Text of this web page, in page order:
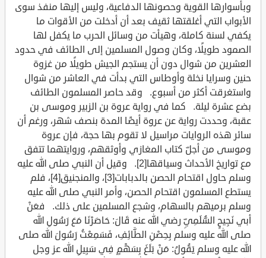
وبأسوارها القوية وحصونها الدفاعية، وليس إليها منفذ سوى
الأبواب التي أغلقتها ثقيف بعد أن أدخلت من الأقوات ما
يكفي لسنة كاملة، وهيأت من وسائل الحرب ما يكفل لها
الصمود طويلًا، وكان وصول المسلمين إلى الطائف في حدود
العشرين من شوال دون أن يستجم الجيش طويلًا من غزوة
حنين وسرايا نخلة وأوطاس التي بدأت في العاشر من شوال
واستغرقت أكثر من أسبوع. وقد حاصر المسلمون الطائف
بضع عشرة ليلة. كما في رواية عروة بن الزبير وموسى بن
عقبة، وحددت رواية عن عروة أيضًا المدة بنصف شهر، ورغم أن
سائر هذه الروايات مراسيل لا تقوم بها حجة، فإن عروة
وموسى من أجلّ كتاب المغازي وأوثقهم، وروايتهما تتفق
مع تواريخ الأحداث وسياقها[2]. وقيل أن النبي صلى الله عليه
وسلم حاول اقتحام الحصن بالدبابات[3]، والمنجنيق[4]، فلم
يستطع المسلمون اقتحام الحصن، وأمر النبي صلى الله عليه
وسلم برميهم بالسهام، وشجع المسلمين على ذلك. فعَنْ
أبي نَجِيحٍ السُّلَمِيِّ رضي الله عنه قَالَ: حَاصَرْنَا مَعَ رَسُولِ الله
صلى الله عليه وسلم بِحِصْنِ الطَّائِفِ، فَسَمِعْتُ رَسُولَ الله صلى
الله عليه وسلم يَقُولُ: مَنْ بَلَغَ بِسَهْمٍ فِي سَبِيلِ الله عز وجل